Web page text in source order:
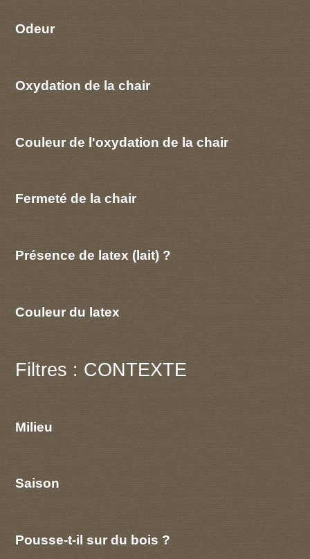
Odeur
Oxydation de la chair
Couleur de l'oxydation de la chair
Fermeté de la chair
Présence de latex (lait) ?
Couleur du latex
Filtres : CONTEXTE
Milieu
Saison
Pousse-t-il sur du bois ?